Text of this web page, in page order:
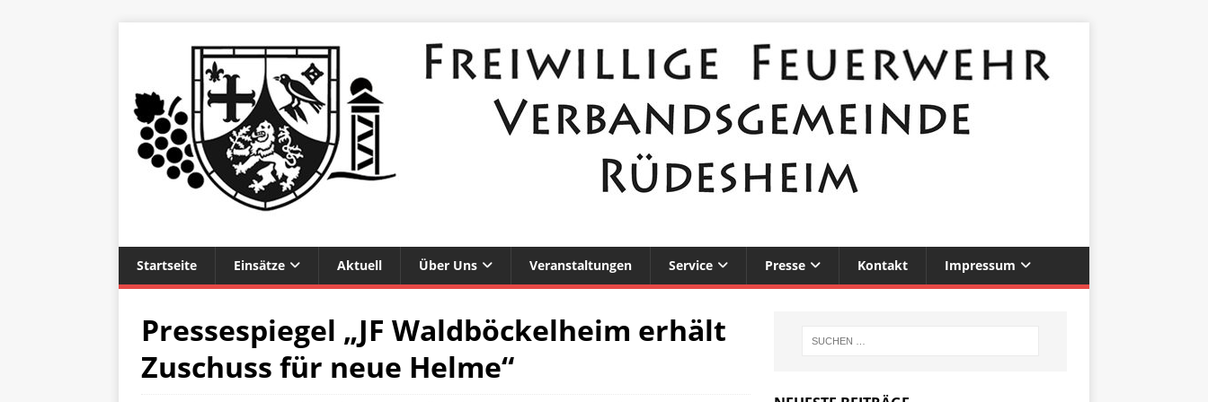
Startseite Einsätze Aktuell Über Uns Veranstaltungen Service Presse Kontakt Impressum
Pressespiegel „JF Waldböckelheim erhält
Zuschuss für neue Helme“